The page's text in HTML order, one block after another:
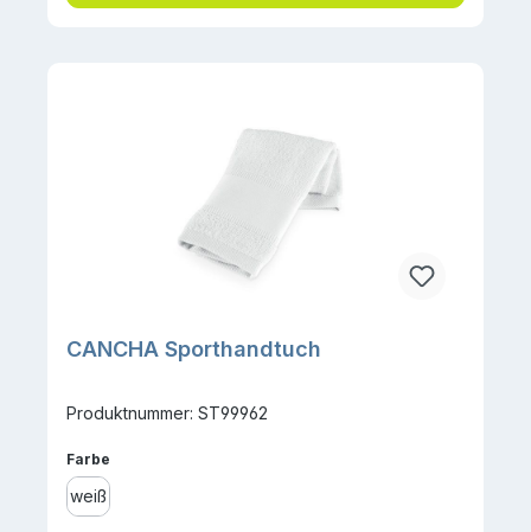
CANCHA Sporthandtuch
Produktnummer: ST99962
Farbe
weiß